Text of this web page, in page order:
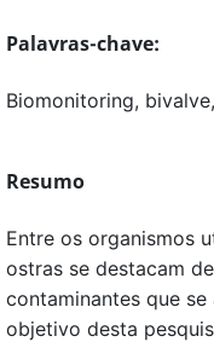
Palavras-chave:
Biomonitoring,
Resumo
Entre os organismos
ostras se destacam
contaminantes que
objetivo desta